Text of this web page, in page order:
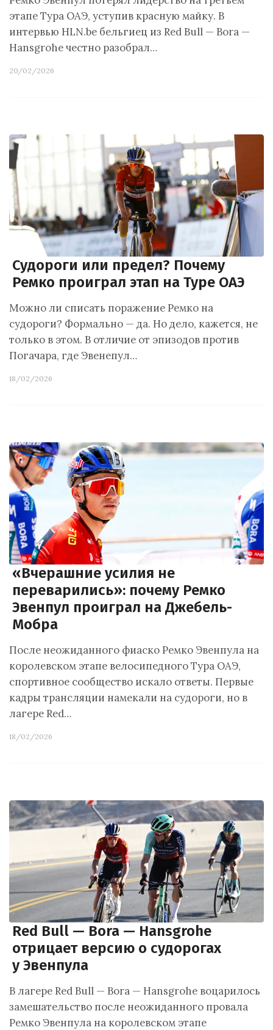
этапе Тура ОАЭ, уступив красную майку. В
интервью HLN.be бельгиец из Red Bull — Bora —
Hansgrohe честно разобрал…
20/02/2026
Судороги или предел? Почему
Ремко проиграл этап на Туре ОАЭ
Можно ли списать поражение Ремко на
судороги? Формально — да. Но дело, кажется, не
только в этом. В отличие от эпизодов против
Погачара, где Эвенепул…
18/02/2026
«Вчерашние усилия не
переварились»: почему Ремко
Эвенпул проиграл на Джебель-
Мобра
После неожиданного фиаско Ремко Эвенпула на
королевском этапе велосипедного Тура ОАЭ,
спортивное сообщество искало ответы. Первые
кадры трансляции намекали на судороги, но в
лагере Red…
18/02/2026
Red Bull — Bora — Hansgrohe
отрицает версию о судорогах
у Эвенпула
В лагере Red Bull — Bora — Hansgrohe воцарилось
замешательство после неожиданного провала
Ремко Эвенпула на королевском этапе